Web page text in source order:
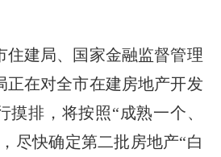
建局、国家金融监督管理
正在对全市在建房地产开发
摸排，将按照“成熟一个、
尽快确定第二批房地产“白